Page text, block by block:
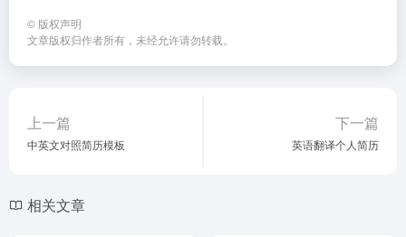
© 版权声明
文章版权归作者所有，未经允许请勿转载。
上一篇
中英文对照简历模板
下一篇
英语翻译个人简历
相关文章